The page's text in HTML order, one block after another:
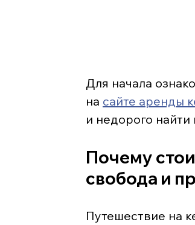
Для начала
на сайте аренды
и недорого
Почему
свобода и
Путешествие на